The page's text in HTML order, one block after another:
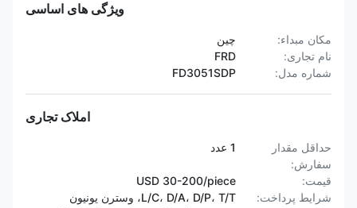
ویژگی های اساسی
مکان مبداء:
نام تجاری:
شماره مدل:
FD3051SDP
املاک تجاری
حداقل مقدار
سفارش:
قیمت:
USD 30-200/piece
شرایط پرداخت:
L/C، D/A، D/P، T/T، وسترن یونیون